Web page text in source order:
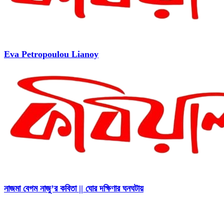
Eva Petropoulou Lianoy
নাজমা বেগম নাজু’র কবিতা || ঘোর দক্ষিণার ঘনঘটায়